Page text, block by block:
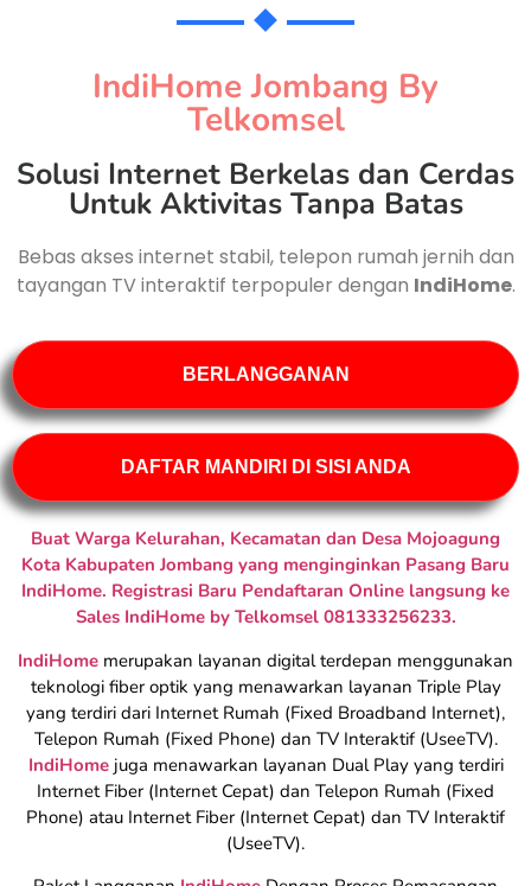
IndiHome Jombang By
Telkomsel
Solusi Internet Berkelas dan Cerdas
Untuk Aktivitas Tanpa Batas
Bebas akses internet stabil, telepon rumah jernih dan
tayangan TV interaktif terpopuler dengan IndiHome.
BERLANGGANAN
DAFTAR MANDIRI DI SISI ANDA
Buat Warga Kelurahan, Kecamatan dan Desa Mojoagung
Kota Kabupaten Jombang yang menginginkan Pasang Baru
IndiHome. Registrasi Baru Pendaftaran Online langsung ke
Sales IndiHome by Telkomsel 081333256233.
IndiHome merupakan layanan digital terdepan menggunakan
teknologi fiber optik yang menawarkan layanan Triple Play
yang terdiri dari Internet Rumah (Fixed Broadband Internet),
Telepon Rumah (Fixed Phone) dan TV Interaktif (UseeTV).
IndiHomejuga menawarkan layanan Dual Play yang terdiri
Internet Fiber (Internet Cepat) dan Telepon Rumah (Fixed
Phone) atau Internet Fiber (Internet Cepat) dan TV Interaktif
(UseeTV).